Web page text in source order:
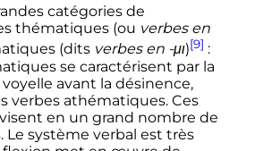
catégories de
thématiques (ou verbes en
(dits verbes en -μι)[9] :
se caractérisent par la
avant la désinence,
verbes athématiques. Ces
en un grand nombre de
Le système verbal est très